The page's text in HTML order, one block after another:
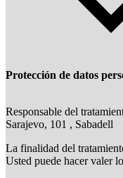
Protección de datos
Responsable del
Sarajevo, 101 , Sabadell
La finalidad del
Usted puede hacer valer